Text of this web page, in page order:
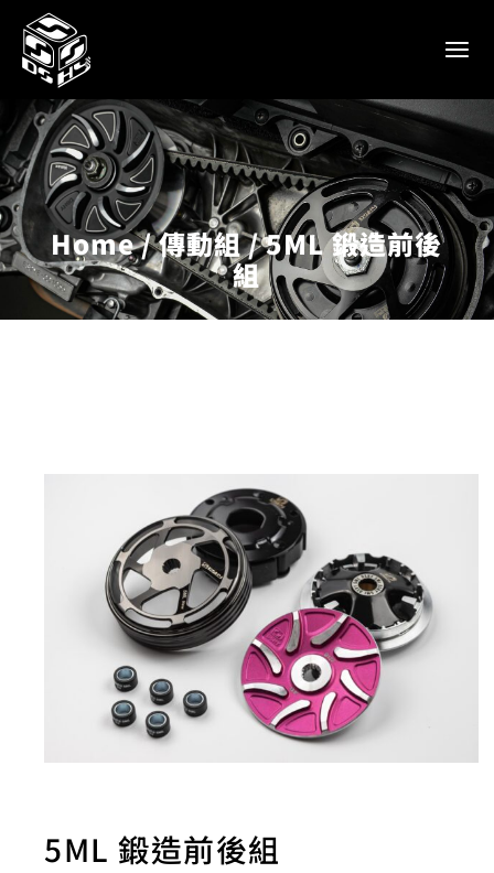
Home 傳動組
5ML 鍛造前後
組
5ML 鍛造前後組